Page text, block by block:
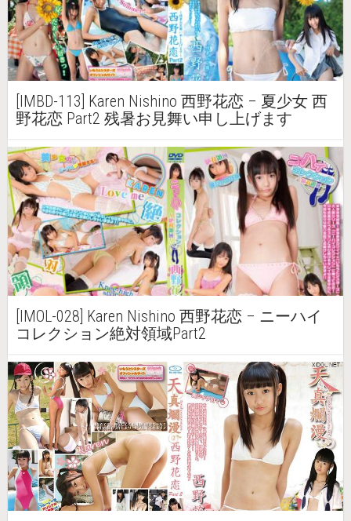
[IMBD-113] Karen Nishino 西野花恋 – 夏少女 西
野花恋 Part2 残暑お見舞い申し上げます
[IMOL-028] Karen Nishino 西野花恋 – ニーハイ
コレクション絶対領域Part2